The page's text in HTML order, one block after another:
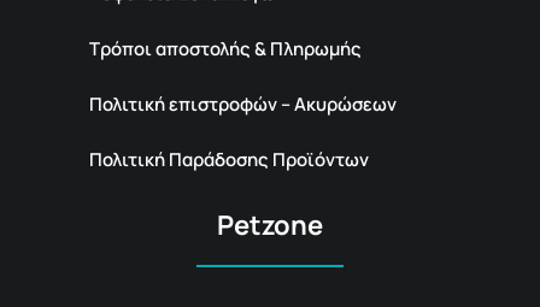
Τρόποι αποστολής & Πληρωμής
Πολιτική επιστροφών – Ακυρώσεων
Πολιτική Παράδοσης Προϊόντων
Petzone